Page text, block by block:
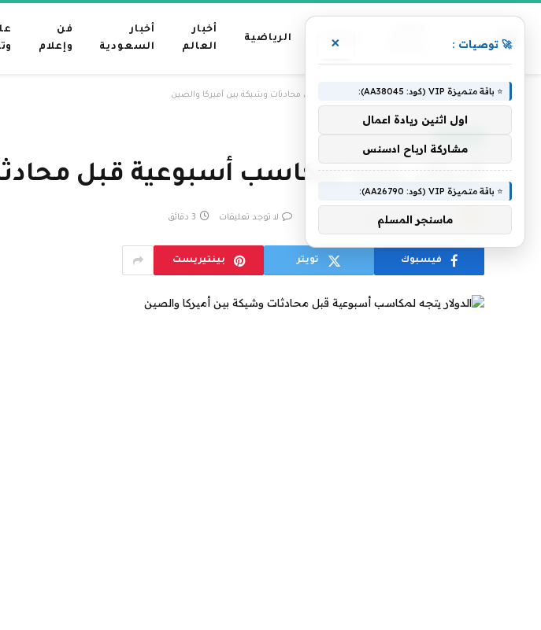
منوعات الرياضية
أخبار
العالم
أخبار
السعودية
فن
وإعلام
الرئيسية » الدولار يتجه لمكاسب أسبوعية قبل محادثات وشيكة بين أميركا والصين
الدولار يتجه لمكاسب أسبوعية قبل
بواسطة فريق التحرير لا توجد تعليقات 3 دقائق
فيسبوك تويتر بينتيريست
🚀 توصيات : ×
⭐ باقة متميزة VIP (كود: AA38045):
اول اثنين ريادة اعمال
مشاركة ارباح ادسنس
⭐ باقة متميزة VIP (كود: AA26790):
ماسنجر المسلم